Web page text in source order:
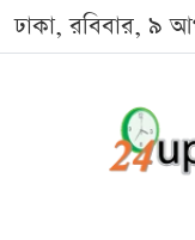
ঢাকা, রবিবার, ৯